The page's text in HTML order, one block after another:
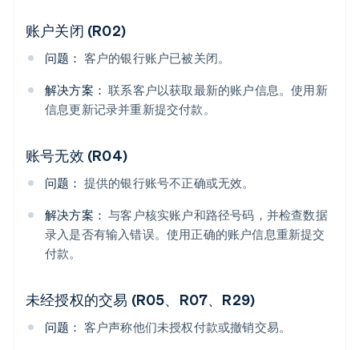
账户关闭 (R02)
问题： 客户的银行账户已被关闭。
解决方案： 联系客户以获取最新的账户信息。使用新
信息更新记录并重新提交付款。
账号无效 (R04)
问题： 提供的银行账号不正确或无效。
解决方案： 与客户核实账户和路径号码，并检查数据
录入是否有输入错误。使用正确的账户信息重新提交
付款。
未经授权的交易 (R05、R07、R29)
问题： 客户声称他们未授权付款或撤销交易。